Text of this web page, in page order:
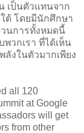
เป็นตัวแทนจาก
ต้ โดยมีนักศึกษา
นการทั้งหมดนี้
วกเรา ที่ได้เห็น
ลังในตัวมากเพียง
all 120
at Google
will get
from other